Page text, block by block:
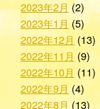
2023年2月(2)
2023年1月(5)
2022年12月 (13)
2022年11月 (9)
2022年10月 (11)
2022年9月(4)
2022年8月(13)